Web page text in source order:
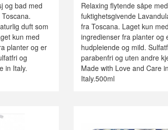
og bad med
duft som
kun med
planter og er
og
in Italy.
Relaxing flytende såpe med
fuktighetsgivende
fra Toscana. Laget kun
ingredienser fra planter og
hudpleiende og mild.
parabenfri og uten andre
Made with Love and Care
Italy.500ml